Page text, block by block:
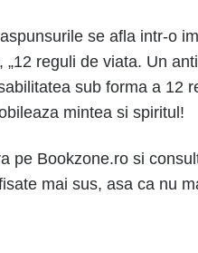
se afla intr-o
reguli de viata. Un
sub forma a 12
mintea si spiritul!
pe Bookzone.ro si
mai sus, asa ca nu